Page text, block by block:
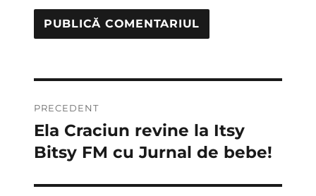
în
articole
PRECEDENT
Articolul
anterior:
Ela Craciun revine la Itsy
Bitsy FM cu Jurnal de bebe!